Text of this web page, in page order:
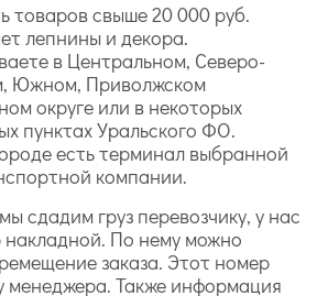
товаров свыше 20 000 руб.
лепнины и декора.
в Центральном, Северо-
Южном, Приволжском
округе или в некоторых
пунктах Уральского ФО.
есть терминал выбранной
компании.
сдадим груз перевозчику, у нас
накладной. По нему можно
заказа. Этот номер
менеджера. Также информация